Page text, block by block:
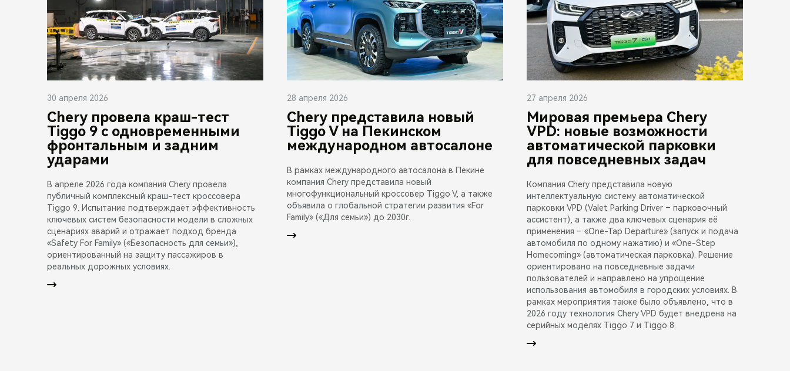
30 апреля 2026
Chery провела краш-тест
Tiggo 9 с одновременными
фронтальным и задним
ударами
В апреле 2026 года компания Chery провела
публичный комплексный краш-тест кроссовера
Tiggo 9. Испытание подтверждает эффективность
ключевых систем безопасности модели в сложных
сценариях аварий и отражает подход бренда
«Safety For Family» («Безопасность для семьи»),
ориентированный на защиту пассажиров в
реальных дорожных условиях.
28 апреля 2026
Chery представила новый
Tiggo V на Пекинском
международном автосалоне
В рамках международного автосалона в Пекине
компания Chery представила новый
многофункциональный кроссовер Tiggo V, а также
объявила о глобальной стратегии развития «For
Family» («Для семьи») до 2030г.
27 апреля 2026
Мировая премьера Chery
VPD: новые возможности
автоматической парковки
для повседневных задач
Компания Chery представила новую
интеллектуальную систему автоматической
парковки VPD (Valet Parking Driver – парковочный
ассистент), а также два ключевых сценария её
применения – «One-Tap Departure» (запуск и подача
автомобиля по одному нажатию) и «One-Step
Homecoming» (автоматическая парковка). Решение
ориентировано на повседневные задачи
пользователей и направлено на упрощение
использования автомобиля в городских условиях. В
рамках мероприятия также было объявлено, что в
2026 году технология Chery VPD будет внедрена на
серийных моделях Tiggo 7 и Tiggo 8.